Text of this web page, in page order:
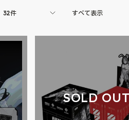
32件 すべて表示
SOLD